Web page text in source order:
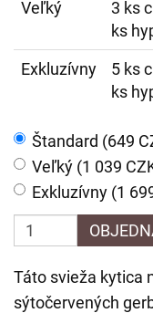
Veľký
3 ks
ks
Exkluzívny
5 ks
ks
Štandard (649
Veľký (1 039
Exkluzívny (1
Táto svieža kytica
sýtočervených